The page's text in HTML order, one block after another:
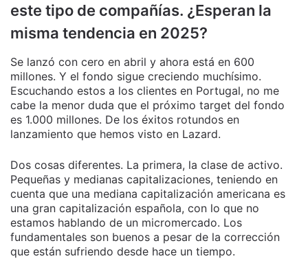
este tipo de compañías. ¿Esperan la
misma tendencia en 2025?
Se lanzó con cero en abril y ahora está en 600
millones. Y el fondo sigue creciendo muchísimo.
Escuchando estos a los clientes en Portugal, no me
cabe la menor duda que el próximo target del fondo
es 1.000 millones. De los éxitos rotundos en
lanzamiento que hemos visto en Lazard.
Dos cosas diferentes. La primera, la clase de activo.
Pequeñas y medianas capitalizaciones, teniendo en
cuenta que una mediana capitalización americana es
una gran capitalización española, con lo que no
estamos hablando de un micromercado. Los
fundamentales son buenos a pesar de la corrección
que están sufriendo desde hace un tiempo.